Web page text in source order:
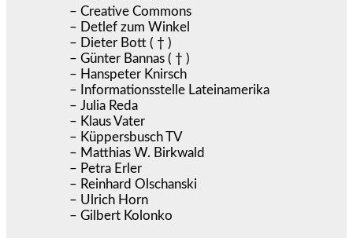
– Creative Commons
– Detlef zum Winkel
– Dieter Bott ( † )
– Günter Bannas ( † )
– Hanspeter Knirsch
– Informationsstelle Lateinamerika
– Julia Reda
– Klaus Vater
– Küppersbusch TV
– Matthias W. Birkwald
– Petra Erler
– Reinhard Olschanski
– Ulrich Horn
– Gilbert Kolonko